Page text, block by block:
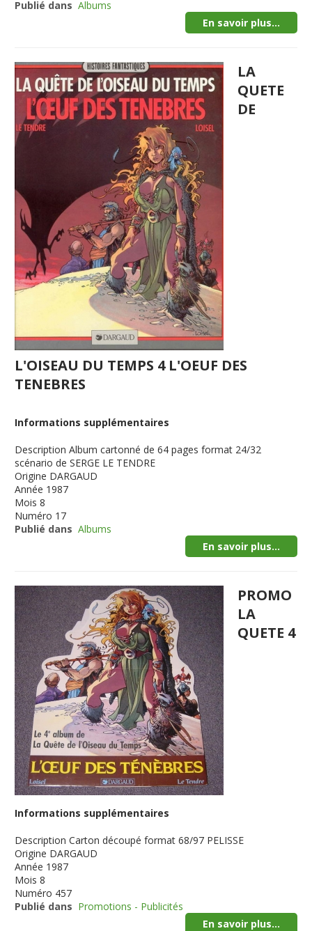
Publié dans Albums
En savoir plus...
LA
QUETE
DE
L'OISEAU DU TEMPS 4 L'OEUF DES
TENEBRES
Informations supplémentaires
Description Album cartonné de 64 pages format 24/32
scénario de SERGE LE TENDRE
Origine DARGAUD
Année 1987
Mois 8
Numéro 17
Publié dans Albums
En savoir plus...
PROMO
LA
QUETE 4
Informations supplémentaires
Description Carton découpé format 68/97 PELISSE
Origine DARGAUD
Année 1987
Mois 8
Numéro 457
Publié dans Promotions - Publicités
En savoir plus...